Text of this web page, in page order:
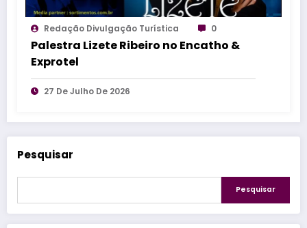
Redação Divulgação Turística 0
Palestra Lizete Ribeiro no Encatho &
Exprotel
27 De Julho De 2026
Pesquisar
Pesquisar